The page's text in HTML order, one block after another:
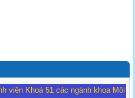
viên Khoá 51 các ngành khoa Môi